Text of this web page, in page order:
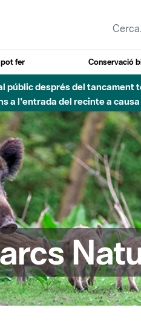
fer Conservació
públic després del
l'entrada del recinte a